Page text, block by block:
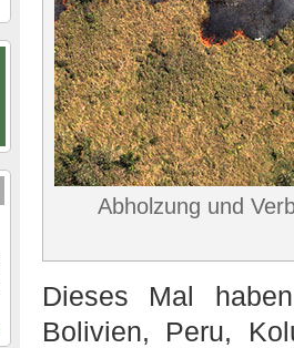
Abholzung und
Dieses Mal
Bolivien, Peru,